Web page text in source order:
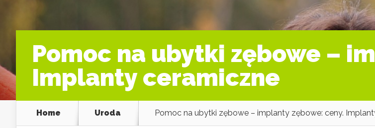
Pomoc na ubytki zębowe –
Implanty ceramiczne
Home Uroda Pomoc na ubytki zębowe – implanty zębowe: ceny.